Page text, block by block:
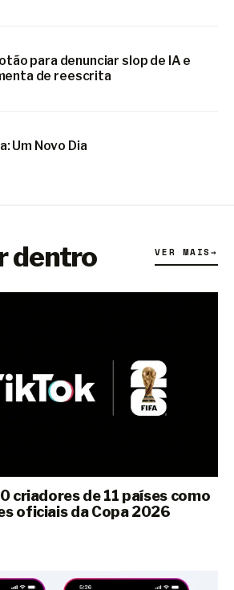
para denunciar slop de IA e
de reescrita
Um Novo Dia
dentro VER MAIS→
criadores de 11 países como
oficiais da Copa 2026